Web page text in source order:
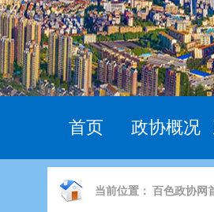
首页 政协概况
当前位置： 百色政协网